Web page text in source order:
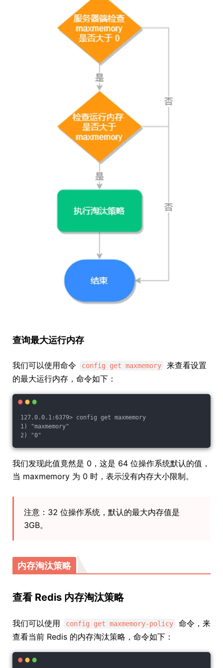
查询最大运行内存
我们可以使用命令 config get maxmemory
来查看设置
的最大运行内存，命令如下：
127.0.0.1:6379> config get maxmemory
1) "maxmemory"
2) "0"
我们发现此值竟然是 0，这是 64 位操作系统默认的值，
当 maxmemory 为 0 时，表示没有内存大小限制。
注意：32 位操作系统，默认的最大内存值是
3GB。
内存淘汰策略
查看 Redis 内存淘汰策略
我们可以使用 config get maxmemory-policy
命令，来
查看当前 Redis 的内存淘汰策略，命令如下：